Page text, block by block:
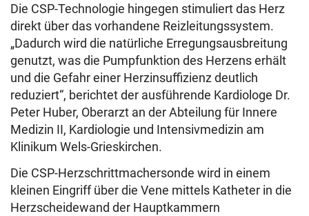
Die CSP-Technologie hingegen stimuliert das Herz
direkt über das vorhandene Reizleitungssystem.
„Dadurch wird die natürliche Erregungsausbreitung
genutzt, was die Pumpfunktion des Herzens erhält
und die Gefahr einer Herzinsuffizienz deutlich
reduziert“, berichtet der ausführende Kardiologe Dr.
Peter Huber, Oberarzt an der Abteilung für Innere
Medizin II, Kardiologie und Intensivmedizin am
Klinikum Wels-Grieskirchen.
Die CSP-Herzschrittmachersonde wird in einem
kleinen Eingriff über die Vene mittels Katheter in die
Herzscheidewand der Hauptkammern